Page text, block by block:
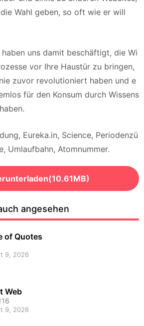
Wahl geben, so oft wie er will
uns damit beschäftigt, die Wi
vor Ihre Haustür zu bringen,
zuvor revolutioniert haben und e
für den Konsum durch Wissens
Eureka.in, Science, Periodenzü
Umlaufbahn, Atomnummer.
angesehen
of Quotes
9, 2026
Web
9, 2026